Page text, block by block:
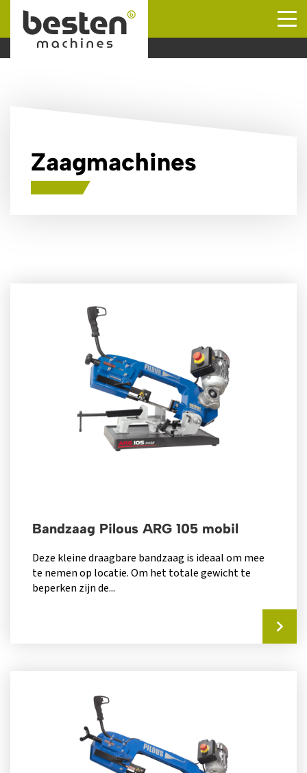
Naar hoofdinhoud
Zaagmachines
Bandzaag Pilous ARG 105 mobil
Deze kleine draagbare bandzaag is ideaal om mee
te nemen op locatie. Om het totale gewicht te
beperken zijn de...